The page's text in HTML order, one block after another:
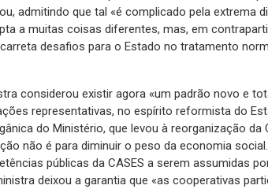
admitindo que tal «é complicado pela extrema
a muitas coisas diferentes, mas, em
desafios para o Estado no tratamento
considerou existir agora «um padrão novo e
representativas, no espírito reformista do
do Ministério, que levou à reorganização da
não é para diminuir o peso da economia
públicas da CASES a serem assumidas
deixou a garantia que «as cooperativas